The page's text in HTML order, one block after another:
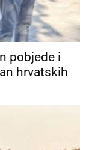
pobjede i
hrvatskih